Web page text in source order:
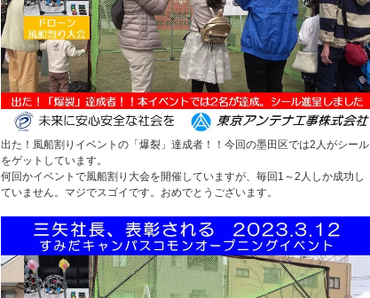
出た！風船割りイベントの「爆裂」達成者！！今回の墨田区では2人がシール
をゲットしています。
何回かイベントで風船割り大会を開催していますが、毎回1～2人しか成功し
ていません。マジでスゴイです。おめでとうございます。